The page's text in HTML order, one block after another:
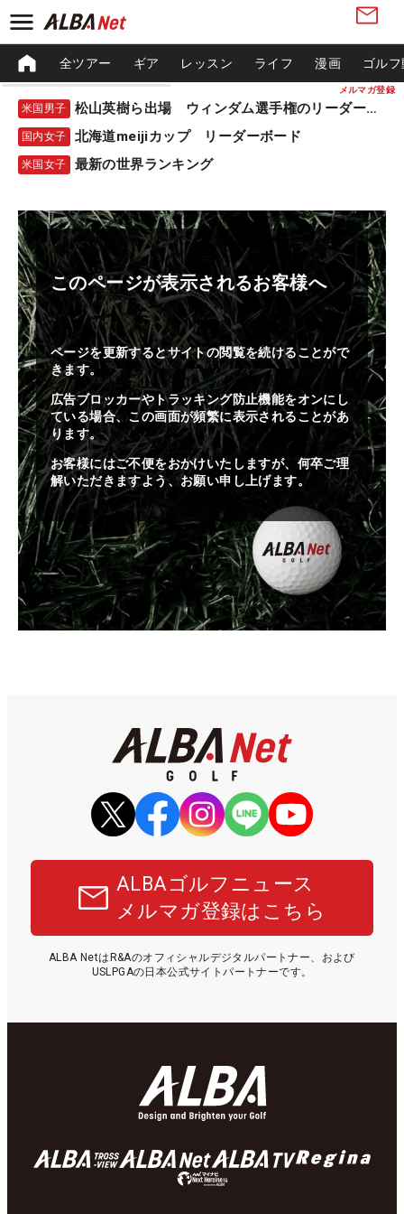
メルマガ登録
全ツアー ギア レッスン ライフ 漫画 ゴル
米国男子 松山英樹ら出場 ウィンダム選手権のリーダーボード
国内女子 北海道meijiカップ リーダーボード
米国女子 最新の世界ランキング
このページが表示されるお客様へ
ページを更新するとサイトの閲覧を続けることがで
きます。
広告ブロッカーやトラッキング防止機能をオンにし
ている場合、この画面が頻繁に表示されることがあ
ります。
お客様にはご不便をおかけいたしますが、何卒ご理
解いただきますよう、お願い申し上げます。
ALBAゴルフニュース
メルマガ登録はこちら
ALBA NetはR&Aのオフィシャルデジタルパートナー、および
USLPGAの日本公式サイトパートナーです。